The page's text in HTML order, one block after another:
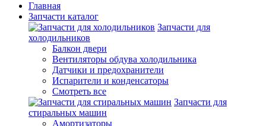
Главная
Запчасти каталог
Запчасти для
холодильников
Балкон двери
Вентиляторы обдува холодильника
Датчики и предохранители
Испарители и конденсаторы
Смотреть все
Запчасти для
стиральных машин
Амортизаторы